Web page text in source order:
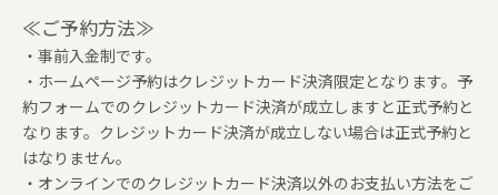
≪ご予約方法≫
・事前入金制です。
・ホームページ予約はクレジットカード決済限定となります。予
約フォームでのクレジットカード決済が成立しますと正式予約と
なります。クレジットカード決済が成立しない場合は正式予約と
はなりません。
・オンラインでのクレジットカード決済以外のお支払い方法をご